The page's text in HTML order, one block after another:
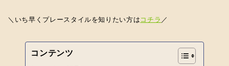
＼いち早くプレースタイルを知りたい方は コチラ ／
コンテンツ